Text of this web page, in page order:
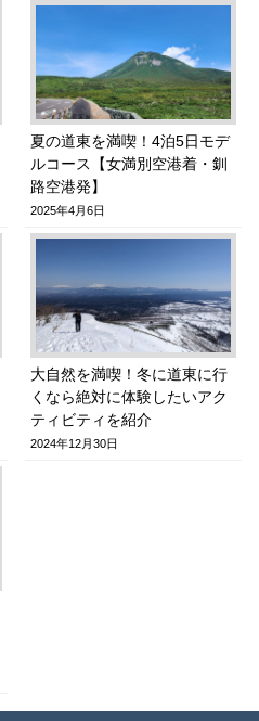
夏の道東を満喫！4泊5日モデ
ルコース【女満別空港着・釧
路空港発】
2025年4月6日
大自然を満喫！冬に道東に行
くなら絶対に体験したいアク
ティビティを紹介
2024年12月30日